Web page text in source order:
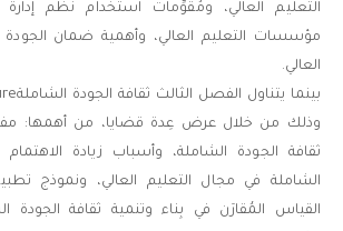
التعليم العالي، ومُقوِّمات استخدام نظم
مؤسسات التعليم العالي، وأهمية ضمان الجودة
العالي.
وذلك من خلال عرض عِدة قضايا، من أهمها:
ثقافة الجودة الشاملة، وأسباب زيادة الاهتمام
الشاملة في مجال التعليم العالي، ونموذج
القياس المُقارَن في بِناء وتنمية ثقافة الجودة